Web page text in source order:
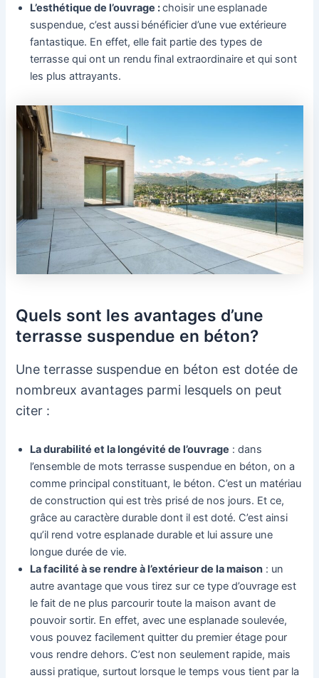
L’esthétique de l’ouvrage :choisir uneesplanade
suspendue, c’est aussi bénéficier d’une vue extérieure
fantastique. En effet, elle fait partie des types de
terrasse qui ont un rendu final extraordinaire et qui sont
les plus attrayants.
Quels sont les avantages d’une
terrasse suspendue en béton?
Une terrasse suspendue en béton est dotée de
nombreux avantages parmi lesquels on peut
citer :
La durabilité et la longévité de l’ouvrage : dans
l’ensemble de mots terrasse suspendue en béton, on a
comme principal constituant, le béton. C’est un matériau
de construction qui est très prisé de nos jours. Et ce,
grâce au caractère durable dont il est doté. C’est ainsi
qu’il rend votre esplanade durable et lui assure une
longue durée de vie.
La facilité à se rendre à l’extérieur de la maison : un
autre avantage que vous tirez sur ce type d’ouvrage est
le fait de ne plus parcourir toute la maison avant de
pouvoir sortir. En effet, avec une esplanade soulevée,
vous pouvez facilement quitter du premier étage pour
vous rendre dehors. C’est non seulement rapide, mais
aussi pratique, surtout lorsque le temps vous tient par la